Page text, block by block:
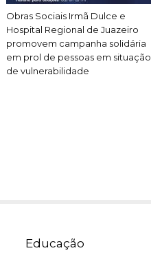
Obras Sociais Irmã Dulce e
Hospital Regional de Juazeiro
promovem campanha solidária
em prol de pessoas em situação
de vulnerabilidade
Educação